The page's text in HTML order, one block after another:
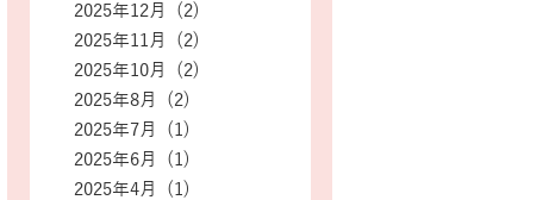
2025年12月 (2)
2025年11月 (2)
2025年10月 (2)
2025年8月 (2)
2025年7月 (1)
2025年6月 (1)
2025年4月 (1)